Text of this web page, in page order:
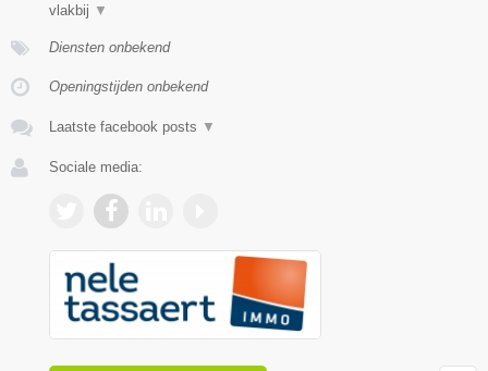
vlakbij ▼
Diensten onbekend
Openingstijden onbekend
Laatste facebook posts ▼
Sociale media: